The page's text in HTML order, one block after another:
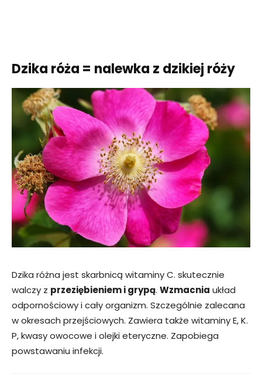
Dzika róża = nalewka z dzikiej róży
Dzika różna jest skarbnicą witaminy C. skutecznie
walczy z przeziębieniem i grypą. Wzmacnia układ
odpornościowy i cały organizm. Szczególnie zalecana
w okresach przejściowych. Zawiera także witaminy E, K.
P, kwasy owocowe i olejki eteryczne. Zapobiega
powstawaniu infekcji.